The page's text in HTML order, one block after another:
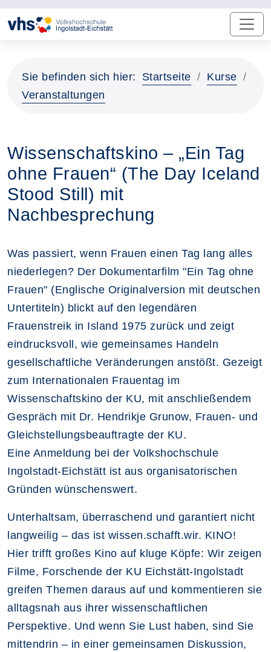
Sie befinden sich hier: Startseite
Kurse
Veranstaltungen
Wissenschaftskino – „Ein Tag
ohne Frauen“ (The Day Iceland
Stood Still) mit
Nachbesprechung
Was passiert, wenn Frauen einen Tag lang alles
niederlegen? Der Dokumentarfilm "Ein Tag ohne
Frauen" (Englische Originalversion mit deutschen
Untertiteln) blickt auf den legendären
Frauenstreik in Island 1975 zurück und zeigt
eindrucksvoll, wie gemeinsames Handeln
gesellschaftliche Veränderungen anstößt. Gezeigt
zum Internationalen Frauentag im
Wissenschaftskino der KU, mit anschließendem
Gespräch mit Dr. Hendrikje Grunow, Frauen- und
Gleichstellungsbeauftragte der KU.
Eine Anmeldung bei der Volkshochschule
Ingolstadt-Eichstätt ist aus organisatorischen
Gründen wünschenswert.
Unterhaltsam, überraschend und garantiert nicht
langweilig – das ist wissen.schafft.wir. KINO!
Hier trifft großes Kino auf kluge Köpfe: Wir zeigen
Filme, Forschende der KU Eichstätt-Ingolstadt
greifen Themen daraus auf und kommentieren sie
alltagsnah aus ihrer wissenschaftlichen
Perspektive. Und wenn Sie Lust haben, sind Sie
mittendrin – in einer gemeinsamen Diskussion,